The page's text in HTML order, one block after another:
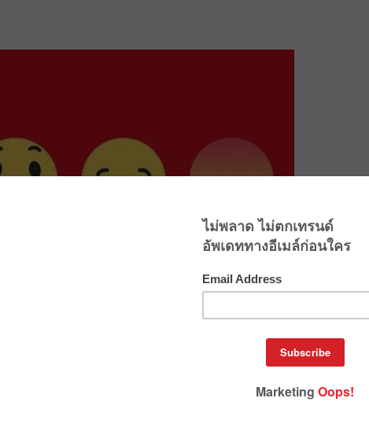
สดงความรู้สึกอื่นๆ นอกจากปุ่มกด Like แล้ว ซึ่งทำให้เราสามารถ